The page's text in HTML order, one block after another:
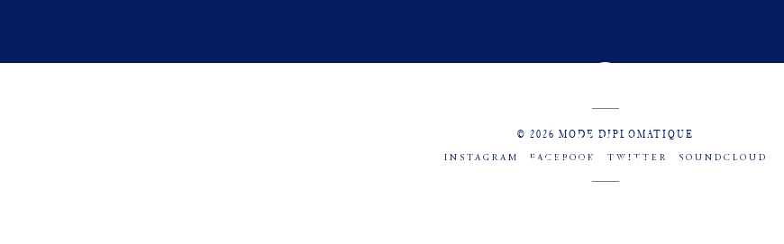
© 2026 MODE DIPLOMATIQUE
INSTAGRAM FACEBOOK TWITTER SOUNDCLOUD